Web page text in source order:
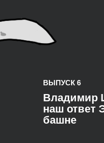
ВЫПУСК 6
Владимир
наш ответ
башне